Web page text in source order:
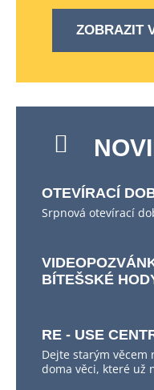
ZOBRAZIT
OTEVÍRACÍ
Srpnová otevírací
BÍTEŠSKÉ
RE - USE
Dejte starým věcem
doma věci, které už